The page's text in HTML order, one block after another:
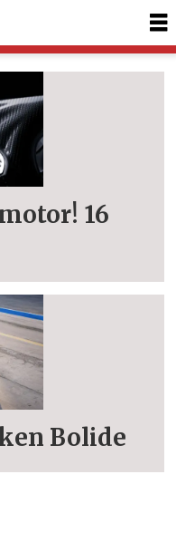
16
Bolide